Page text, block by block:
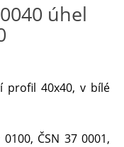
úhel
profil 40x40, v bílé
ČSN 37 0001,